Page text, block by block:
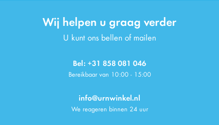
Wij helpen u graag verder
U kunt ons bellen of mailen
Bel: +31 858 081 046
Bereikbaar van 10:00 - 15:00
info@urnwinkel.nl
We reageren binnen 24 uur